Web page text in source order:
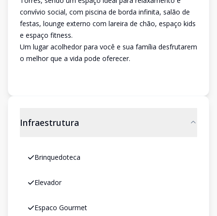
convívio social, com piscina de borda infinita, salão de
festas, lounge externo com lareira de chão, espaço kids
e espaço fitness.
Um lugar acolhedor para você e sua família desfrutarem
o melhor que a vida pode oferecer.
Infraestrutura
Brinquedoteca
Elevador
Espaco Gourmet